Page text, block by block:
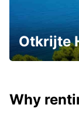
Otkrijte
Why